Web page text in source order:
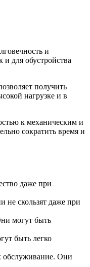
и
для обустройства
получить
нагрузке и в
к механическим и
сократить время и
даже при
скользят даже при
могут быть
быть легко
обслуживание. Они